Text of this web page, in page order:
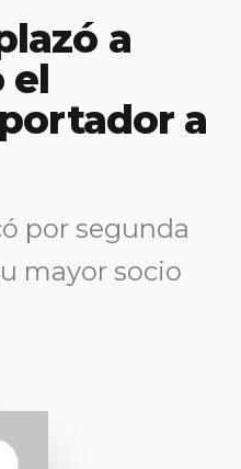
a
el
a
por segunda
mayor socio